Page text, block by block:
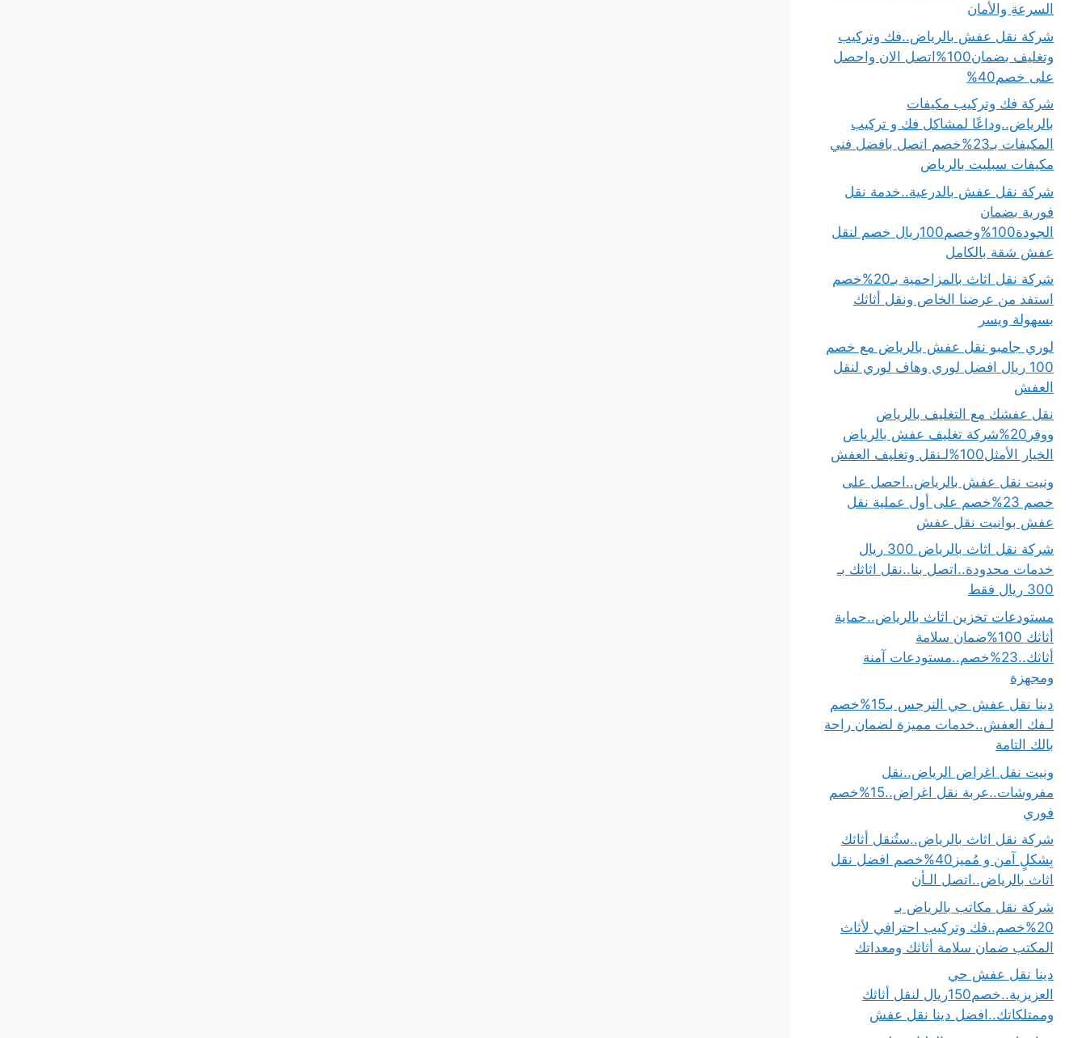
السرعةِ والأمان
شركة نقل عفش بالرياض..فك وتركيب
وتغليف بضمان100%اتصل الان واحصل
على خصم40%
شركة فك وتركيب مكيفات
بالرياض..وداعًا لمشاكل فك و تركيب
المكيفات بـ23%خصم اتصل بافضل فني
مكيفات سبليت بالرياض
شركة نقل عفش بالدرعية..خدمة نقل
فورية بضمان
الجودة100%وخصم100ريال خصم لنقل
عفش شقة بالكامل
شركة نقل اثاث بالمزاحمية بـ20%خصم
استفد من عرضنا الخاص ونقل أثاثك
بسهولة ويسر
لوري جامبو نقل عفش بالرياض مع خصم
100 ريال افضل لوري وهاف لوري لنقل
العفش
نقل عفشك مع التغليف بالرياض
ووفر20%شركة تغليف عفش بالرياض
الخيار الأمثل100%لـنقل وتغليف العفش
ونيت نقل عفش بالرياض..احصل على
خصم 23%خصم على أول عملية نقل
عفش بوانيت نقل عفش
شركة نقل اثاث بالرياض 300 ريال
خدمات محدودة..اتصل بنا..نقل اثاثك بـ
300 ريال فقط
مستودعات تخزين اثاث بالرياض..حماية
أثاثك 100%ضمان سلامة
أثاثك..23%خصم..مستودعات آمنة
ومجهزة
دينا نقل عفش حي النرجس بـ15%خصم
لـفك العفش..خدمات مميزة لضمان راحة
بالك التامة
ونيت نقل اغراض الرياض..نقل
مفروشات..عربة نقل اغراض..15%خصم
فوري
شركة نقل اثاث بالرياض..ستُنقل أثاثك
بِشكلٍ آمن و مُميز40%خصم افضل نقل
اثاث بالرياض..اتصل الـأن
شركة نقل مكاتب بالرياض بـ
20%خصم..فك وتركيب احترافي لأثاث
المكتب ضمان سلامة أثاثك ومعداتك
دينا نقل عفش حي
العزيزية..خصم150ريال لنقل أثاثك
وممتلكاتك..افضل دينا نقل عفش